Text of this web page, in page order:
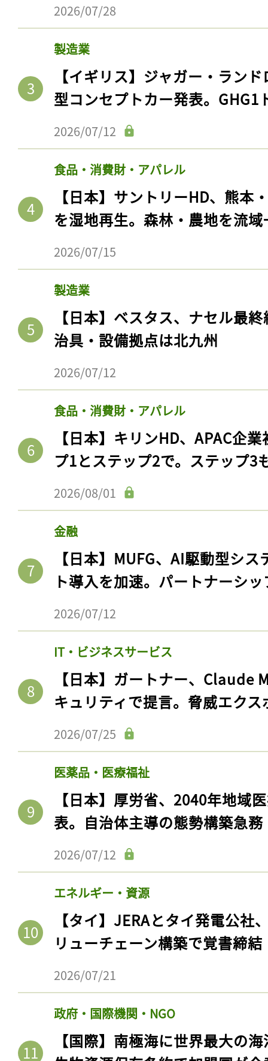
2026/07/28
製造業
【イギリス】ジャガー・ラン
型コンセプトカー発表。GHG1
2026/07/12
食品・消費財・アパレル
【日本】サントリーHD、熊本
を湿地再生。森林・農地を流
2026/07/15
製造業
【日本】ベスタス、ナセル最
治具・設備拠点は北九州
2026/07/12
食品・消費財・アパレル
【日本】キリンHD、APAC企
プ1とステップ2で。ステップ3
2026/08/01
金融
【日本】MUFG、AI駆動型シ
ト導入を加速。パートナーシ
2026/07/12
IT・ビジネスサービス
【日本】ガートナー、Claude
キュリティで提言。脅威エク
2026/07/25
医薬品・医療福祉
【日本】厚労省、2040年地域
表。自治体主導の態勢構築急務
2026/07/12
エネルギー・資源
【タイ】JERAとタイ発電公社
リューチェーン構築で覚書締結
2026/07/21
政府・国際機関・NGO
【国際】南極海に世界最大の